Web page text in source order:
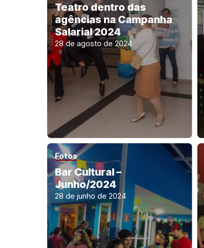
Teatro dentro das
agências na Campanha
Salarial 2024
28 de agosto de 2024
Fotos
Bar Cultural –
Junho/2024
28 de junho de 2024